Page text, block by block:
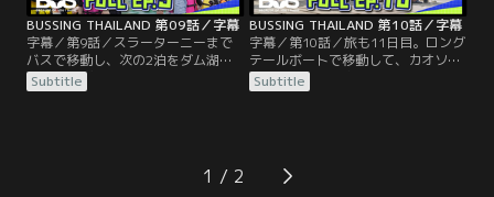
BUSSING THAILAND 第09話／字幕
字幕／第9話／スラーターニーまで
バスで移動し、次の2泊をダム湖の
上に浮かぶいかだの施設で過ごすこ
とになったBUSメンバー。電気が使
チームに分かれ、早速ダム湖でゲー
ムに挑戦することになる。カヤック
Subtitle
BUSSING THAILAND 第10話／字幕
字幕／第10話／旅も11日目。ロング
テールボートで移動して、カオソッ
ク国立公園の洞窟などを目指す。ミ
ッションは再びメンバーの写真を撮
ければならない。点数はプロデュー
サーたちの採点で決まる。
Subtitle
1